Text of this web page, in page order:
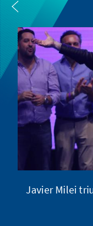
Javier Milei